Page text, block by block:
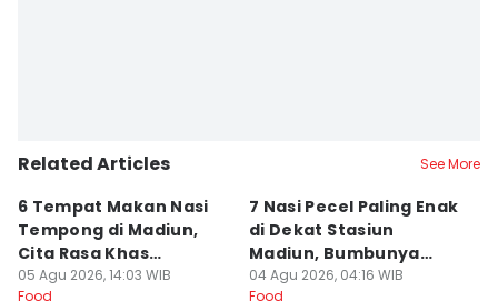
Related Articles See More
6 Tempat Makan Nasi
Tempong di Madiun,
Cita Rasa Khas
Banyuwangi
05 Agu 2026, 14:03 WIB
Food
7 Nasi Pecel Paling Enak
di Dekat Stasiun
Madiun, Bumbunya
Khas
04 Agu 2026, 04:16 WIB
Food